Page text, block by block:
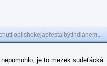
je to mezek